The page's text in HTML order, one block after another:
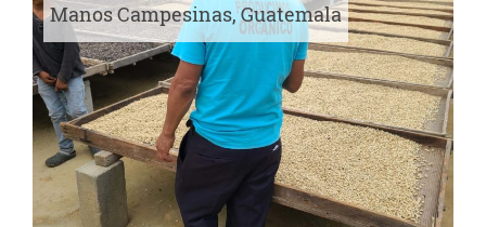
Manos Campesinas, Guatemala